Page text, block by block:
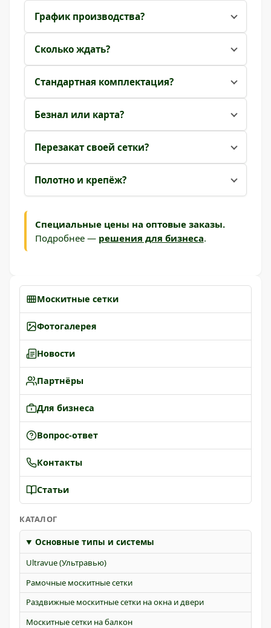
График производства?
Сколько ждать?
Стандартная комплектация?
Безнал или карта?
Перезакат своей сетки?
Полотно и крепёж?
Специальные цены на оптовые заказы.
Подробнее — решения для бизнеса.
Москитные сетки
Фотогалерея
Новости
Партнёры
Для бизнеса
Вопрос-ответ
Контакты
Статьи
КАТАЛОГ
Основные типы и системы
Ultravue (Ультравью)
Рамочные москитные сетки
Раздвижные москитные сетки на окна и двери
Москитные сетки на балкон